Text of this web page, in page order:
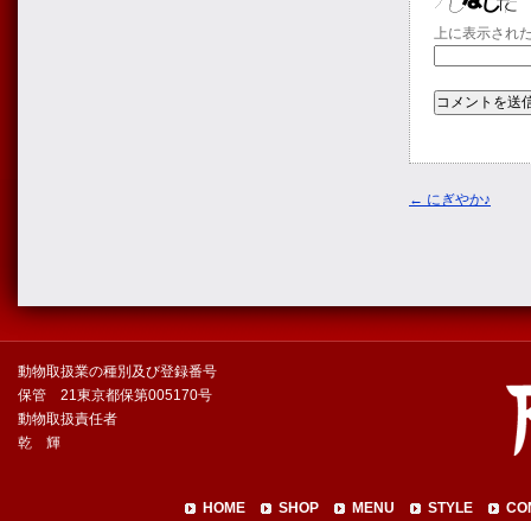
上に表示され
← にぎやか♪
動物取扱業の種別及び登録番号
保管 21東京都保第005170号
動物取扱責任者
乾 輝
HOME SHOP MENU STYLE